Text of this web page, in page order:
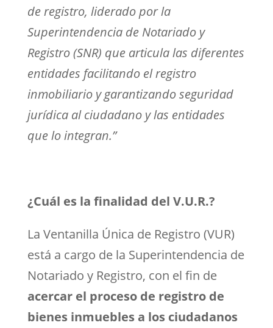
de registro, liderado por la
Superintendencia de Notariado y
Registro (SNR) que articula las diferentes
entidades facilitando el registro
inmobiliario y garantizando seguridad
jurídica al ciudadano y las entidades
que lo integran.”
¿Cuál es la finalidad del V.U.R.?
La Ventanilla Única de Registro (VUR)
está a cargo de la Superintendencia de
Notariado y Registro, con el fin de
acercar el proceso de registro de
bienes inmuebles a los ciudadanos